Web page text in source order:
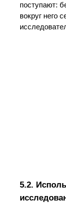
поступают:
вокруг него
5.2.